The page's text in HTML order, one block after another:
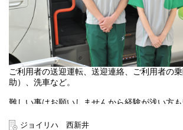
ご利用者の送迎運転、送迎連絡、ご利用者の
助）、洗車など。
難しい事はお願いしませんから経験が浅い方
あたたかい雰囲気と人間関係の良さがジョイ
ジョイリハ 西新井